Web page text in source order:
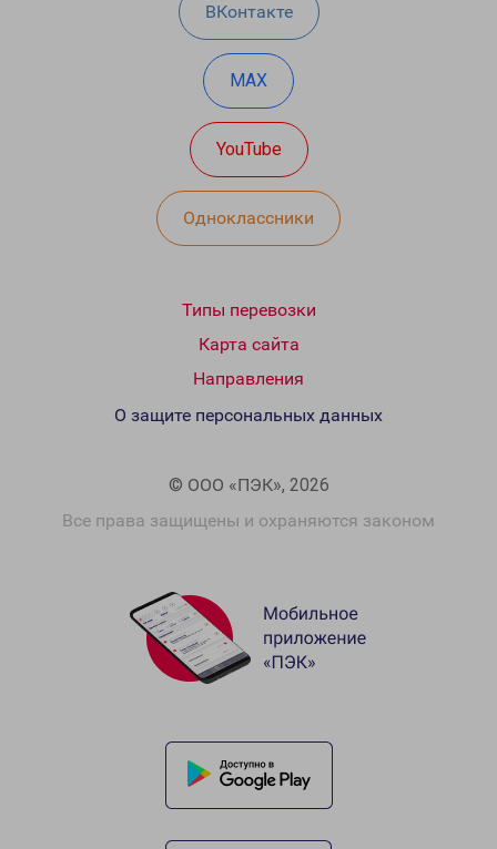
ВКонтакте
MAX
YouTube
Одноклассники
Типы перевозки
Карта сайта
Направления
© ООО «ПЭК», 2026
Все права защищены и охраняются законом
О защите персональных данных